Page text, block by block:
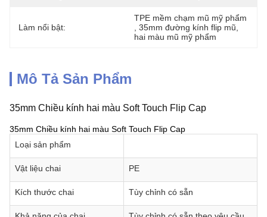
Làm nổi bật:
TPE mềm chạm mũ mỹ phẩm
35mm đường kính flip mũ
hai màu mũ mỹ phẩm
Mô Tả Sản Phẩm
35mm Chiều kính hai màu Soft Touch Flip Cap
35mm Chiều kính hai màu Soft Touch Flip Cap
Loại sản phẩm
Vật liệu chai PE
Kích thước chai Tùy chỉnh có sẵn